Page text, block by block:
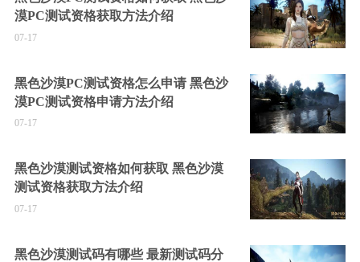
漠PC测试资格获取方法介绍
07-17
黑色沙漠PC测试资格怎么申请 黑色沙
漠PC测试资格申请方法介绍
07-17
黑色沙漠测试资格如何获取 黑色沙漠
测试资格获取方法介绍
07-17
黑色沙漠测试码有哪些 最新测试码分